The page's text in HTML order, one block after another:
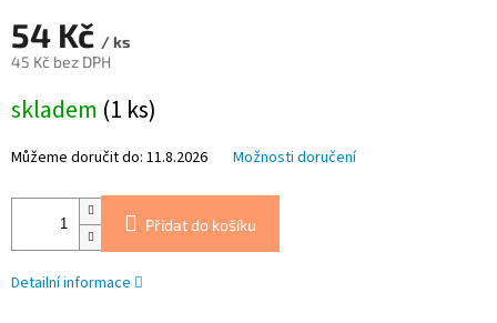
54 Kč / ks
45 Kč bez DPH
cena:
skladem (1 ks)
Můžeme doručit do: 11.8.2026 Možnosti doručení
Přidat do košíku
Detailní informace